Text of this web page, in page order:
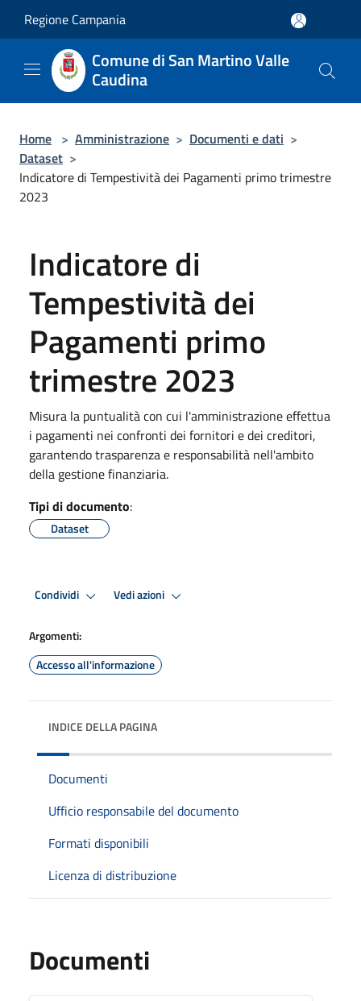
Regione Campania
Comune di San Martino Valle
Caudina
Home > Amministrazione > Documenti e dati >
Dataset >
Indicatore di Tempestività dei Pagamenti primo trimestre
2023
Indicatore di
Tempestività dei
Pagamenti primo
trimestre 2023
Misura la puntualità con cui l'amministrazione effettua
i pagamenti nei confronti dei fornitori e dei creditori,
garantendo trasparenza e responsabilità nell'ambito
della gestione finanziaria.
Tipi di documento:
Dataset
Condividi Vedi azioni
Argomenti:
Accesso all'informazione
INDICE DELLA PAGINA
Documenti
Ufficio responsabile del documento
Formati disponibili
Licenza di distribuzione
Documenti